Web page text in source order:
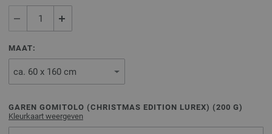
MAAT:
GAREN GOMITOLO (CHRISTMAS EDITION LUREX) (200 G)
Kleurkaart weergeven